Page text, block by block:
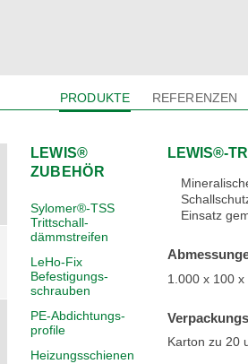
PRODUKTE
LEWIS® ZUBEHÖR
HODY® VERBUNDDECKEN
HOLZ
REFERENZEN
HODY®
SYLOMER®
SFS
LEWIS®
ZUBEHÖR
Sylomer®-TSS
Trittschall­
dämmstreifen
LeHo-Fix
Befestigungs­
schrauben
PE-Abdichtungs­
profile
Heizungsschienen
LEWIS®-
Einsatz
1.000 x 100
Karton zu 20